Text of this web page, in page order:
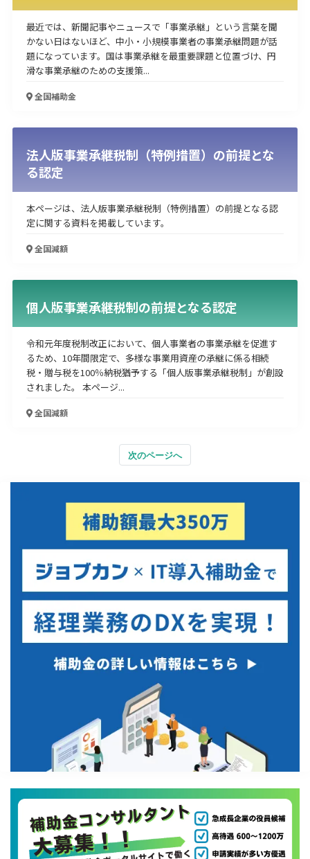
最近では、新聞記事やニュースで「事業承継」という言葉を聞
かない日はないほど、中小・小規模事業者の事業承継問題が話
題になっています。国は事業承継を最重要課題と位置づけ、円
滑な事業承継のための支援策...
全国補助金
法人版事業承継税制（特例措置）の前提とな
る認定
本ページは、法人版事業承継税制（特例措置）の前提となる認
定に関する資料を掲載しています。
全国減額
個人版事業承継税制の前提となる認定
令和元年度税制改正において、個人事業者の事業承継を促進す
るため、10年間限定で、多様な事業用資産の承継に係る相続
税・贈与税を100％納税猶予する「個人版事業承継税制」が創設
されました。 本ページ...
全国減額
次のページへ